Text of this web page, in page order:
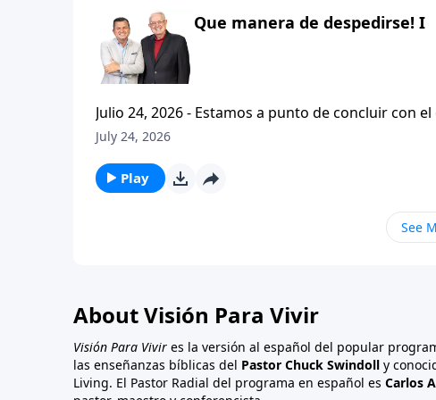
Que manera de despedirse! I
Julio 24, 2026 - Estamos a punto de concluir con
tesalonicenses titulado: Cristianismo Contagioso. En este escrito vemos una despedida franca. En lugar de
a sus hijos espirituales con una bendicion que
July 24, 2026
Play
See
About Visión Para Vivir
Visión Para Vivir es la versión al español del popular
las enseñanzas bíblicas del Pastor Chuck Swindoll y
Living. El Pastor Radial del programa en español es Carlos